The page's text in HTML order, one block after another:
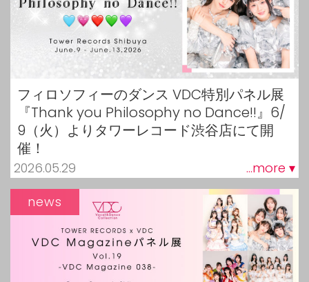
フィロソフィーのダンス VDC特別パネル展
『Thank you Philosophy no Dance!!』6/
9（火）よりタワーレコード渋谷店にて開
催！
2026.05.29 ...more ▾
news